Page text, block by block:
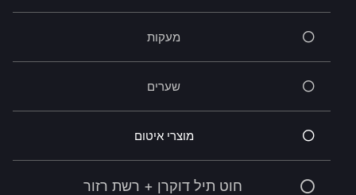
מעקות
שערים
מוצרי איטום
חוט תיל דוקרן + רשת רזור